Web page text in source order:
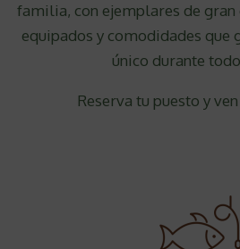
familia, con ejemplares de
equipados y comodidades que
único durante
Reserva tu puesto y